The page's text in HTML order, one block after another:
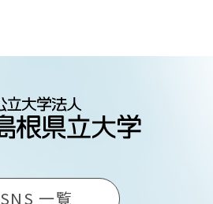
SNS 一覧